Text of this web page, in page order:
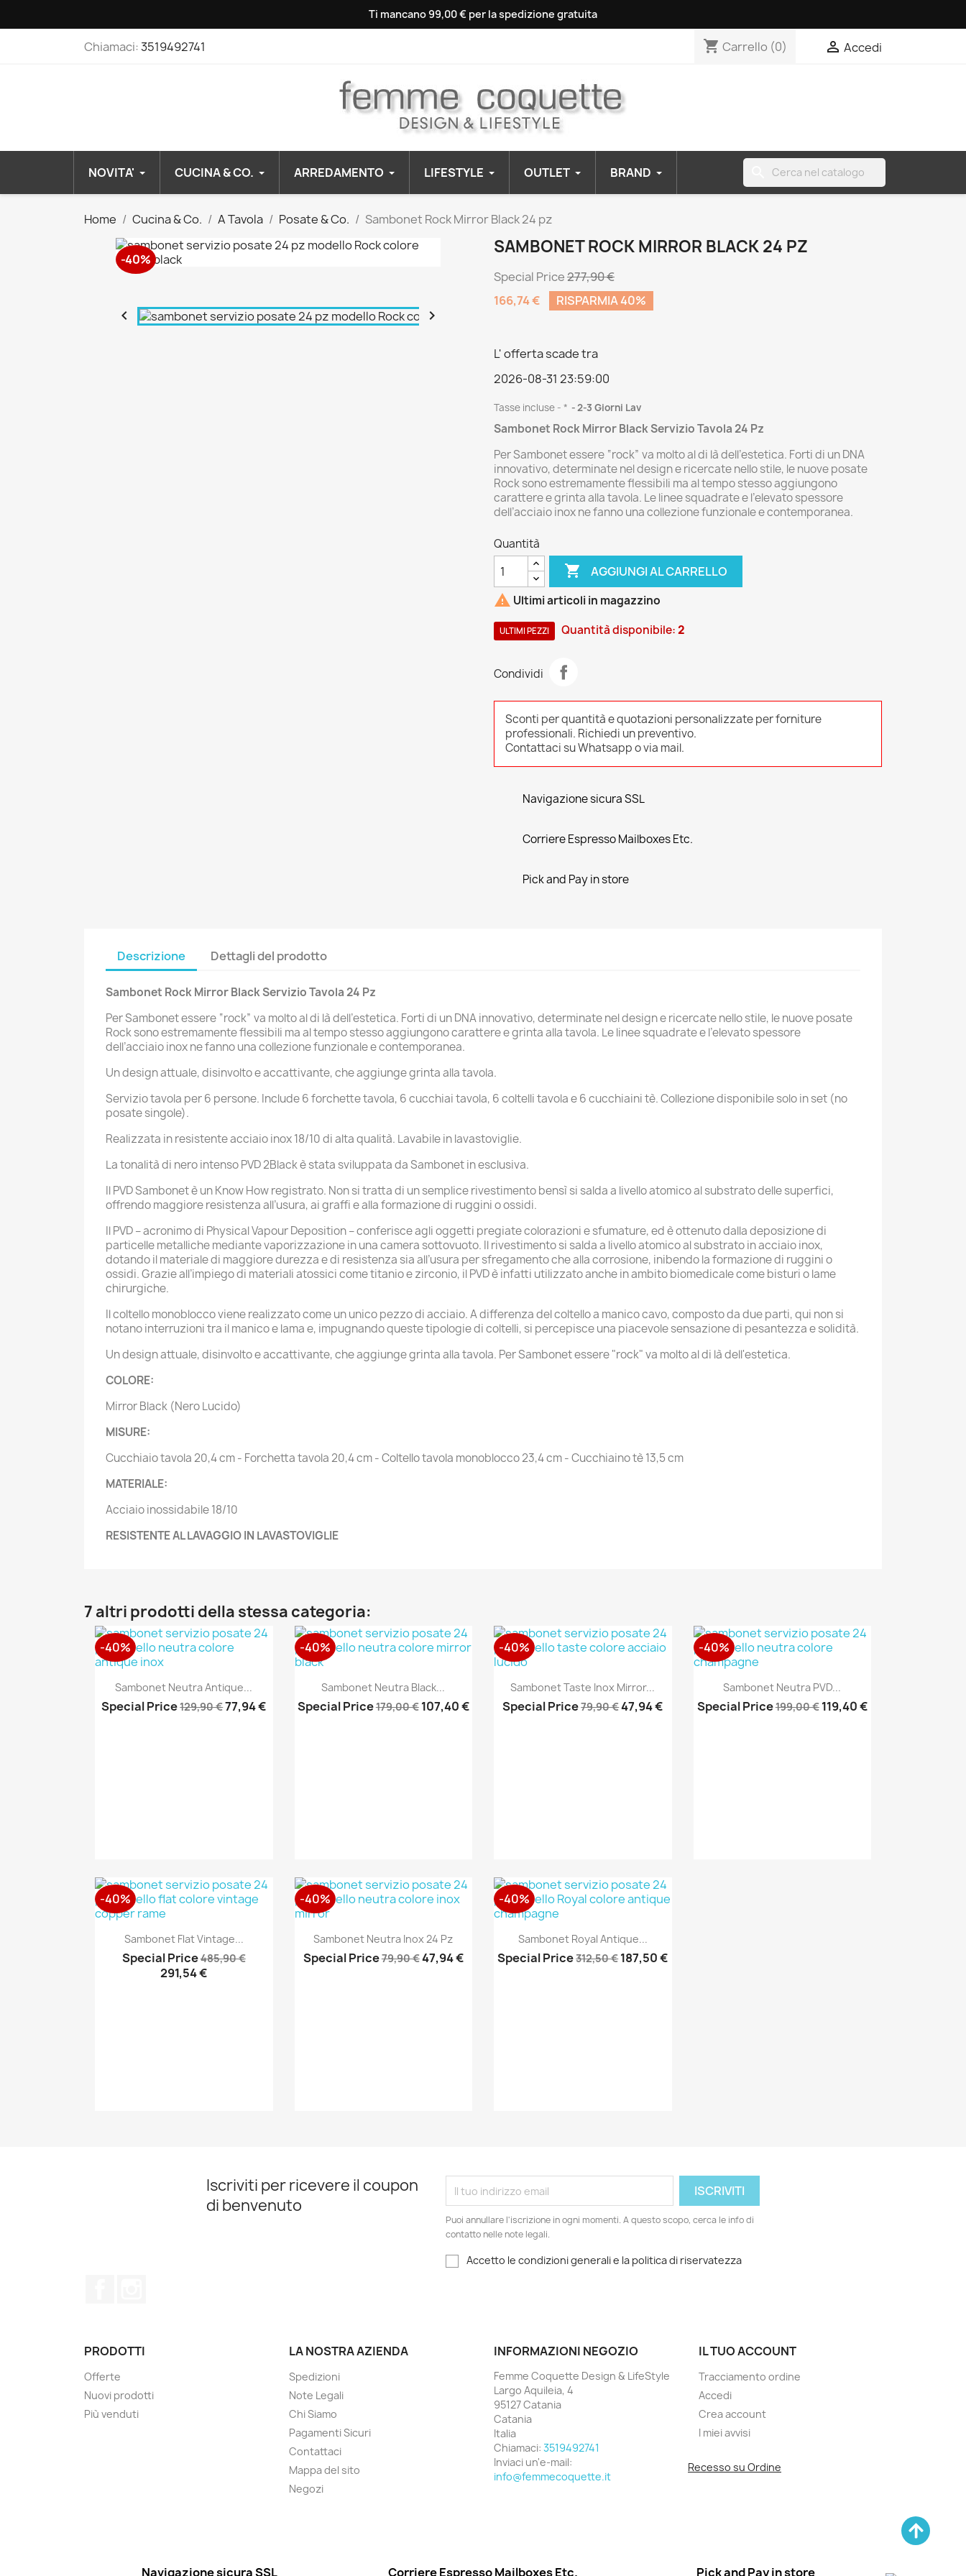
Ti mancano 99,00 € per la spedizione gratuita
Chiamaci:3519492741 shopping_cart Carrello (0)  Accedi
NOVITA' CUCINA & CO. ARREDAMENTO LIFESTYLE OUTLET BRAND
Home Cucina & Co. A Tavola Posate & Co. Sambonet Rock Mirror Black 24 pz
-40%
 
SAMBONET ROCK MIRROR BLACK 24 PZ
Special Price277,90 €
166,74 €
RISPARMIA 40%
L' offerta scade tra
2026-08-31 23:59:00
Tasse incluse * 2-3 Giorni Lav
Sambonet Rock Mirror Black Servizio Tavola 24 Pz
Per Sambonet essere “rock” va molto al di là dell’estetica. Forti di un DNA
innovativo, determinate nel design e ricercate nello stile, le nuove posate
Rock sono estremamente flessibili ma al tempo stesso aggiungono
carattere e grinta alla tavola. Le linee squadrate e l’elevato spessore
dell’acciaio inox ne fanno una collezione funzionale e contemporanea.
Quantità
 AGGIUNGI AL CARRELLO
 Ultimi articoli in magazzino
ULTIMI PEZZI Quantità disponibile:2
Condividi
Sconti per quantità e quotazioni personalizzate per forniture
professionali. Richiedi un preventivo.
Contattaci su Whatsapp o via mail.
Navigazione sicura SSL
Corriere Espresso Mailboxes Etc.
Pick and Pay in store
Descrizione Dettagli del prodotto
Sambonet Rock Mirror Black Servizio Tavola 24 Pz
Per Sambonet essere “rock” va molto al di là dell’estetica. Forti di un DNA innovativo, determinate nel design e ricercate nello stile, le nuove posate
Rock sono estremamente flessibili ma al tempo stesso aggiungono carattere e grinta alla tavola. Le linee squadrate e l’elevato spessore
dell’acciaio inox ne fanno una collezione funzionale e contemporanea.
Un design attuale, disinvolto e accattivante, che aggiunge grinta alla tavola.
Servizio tavola per 6 persone. Include 6 forchette tavola, 6 cucchiai tavola, 6 coltelli tavola e 6 cucchiaini tè. Collezione disponibile solo in set (no
posate singole).
Realizzata in resistente acciaio inox 18/10 di alta qualità. Lavabile in lavastoviglie.
La tonalità di nero intenso PVD 2Black è stata sviluppata da Sambonet in esclusiva.
Il PVD Sambonet è un Know How registrato. Non si tratta di un semplice rivestimento bensì si salda a livello atomico al substrato delle superfici,
offrendo maggiore resistenza all’usura, ai graffi e alla formazione di ruggini o ossidi.
Il PVD – acronimo di Physical Vapour Deposition – conferisce agli oggetti pregiate colorazioni e sfumature, ed è ottenuto dalla deposizione di
particelle metalliche mediante vaporizzazione in una camera sottovuoto. Il rivestimento si salda a livello atomico al substrato in acciaio inox,
dotando il materiale di maggiore durezza e di resistenza sia all’usura per sfregamento che alla corrosione, inibendo la formazione di ruggini o
ossidi. Grazie all’impiego di materiali atossici come titanio e zirconio, il PVD è infatti utilizzato anche in ambito biomedicale come bisturi o lame
chirurgiche.
Il coltello monoblocco viene realizzato come un unico pezzo di acciaio. A differenza del coltello a manico cavo, composto da due parti, qui non si
notano interruzioni tra il manico e lama e, impugnando queste tipologie di coltelli, si percepisce una piacevole sensazione di pesantezza e solidità.
Un design attuale, disinvolto e accattivante, che aggiunge grinta alla tavola. Per Sambonet essere "rock" va molto al di là dell'estetica.
COLORE:
Mirror Black (Nero Lucido)
MISURE:
Cucchiaio tavola 20,4 cm - Forchetta tavola 20,4 cm - Coltello tavola monoblocco 23,4 cm - Cucchiaino tè 13,5 cm
MATERIALE:
Acciaio inossidabile 18/10
RESISTENTE AL LAVAGGIO IN LAVASTOVIGLIE
7 altri prodotti della stessa categoria:
Anteprima
Sambonet Neutra Antique...
Special Price129,90 €77,94 €
-40%
Anteprima
Sambonet Neutra Black...
Special Price179,00 € 107,40 €
-40%
Anteprima
Sambonet Taste Inox Mirror...
Special Price79,90 €47,94 €
-40%
Anteprima
Sambonet Neutra PVD...
Special Price199,00 € 119,40 €
-40%
Anteprima
Sambonet Flat Vintage...
Special Price485,90 €
291,54 €
-40%
Anteprima
Sambonet Neutra Inox 24 Pz
Special Price79,90 €47,94 €
-40%
Anteprima
Sambonet Royal Antique...
Special Price312,50 €187,50 €
-40%
Iscriviti per ricevere il coupon
di benvenuto
Puoi annullare l'iscrizione in ogni momenti. A questo scopo, cerca le info di
contatto nelle note legali.
Accetto le condizioni generali e la politica di riservatezza
PRODOTTI
Offerte
Nuovi prodotti
Più venduti
LA NOSTRA AZIENDA
Spedizioni
Note Legali
Chi Siamo
Pagamenti Sicuri
Contattaci
Mappa del sito
Negozi
INFORMAZIONI NEGOZIO
Femme Coquette Design & LifeStyle
Largo Aquileia, 4
95127 Catania
Catania
Italia
Chiamaci: 3519492741
Inviaci un'e-mail:
info@femmecoquette.it
IL TUO ACCOUNT
Tracciamento ordine
Accedi
Crea account
I miei avvisi
Recesso su Ordine
Navigazione sicura SSL Corriere Espresso Mailboxes Etc. Pick and Pay in store